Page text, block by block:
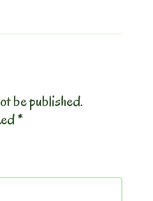
be published.
*